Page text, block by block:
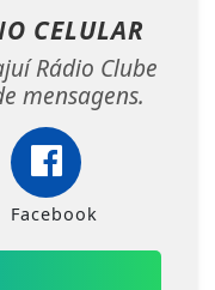
CELULAR
Rádio Clube
mensagens.
Facebook